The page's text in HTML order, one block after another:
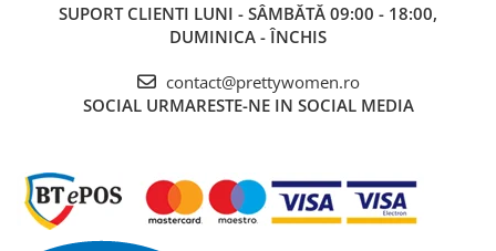
SUPORT CLIENTI LUNI - SÂMBĂTĂ 09:00 - 18:00,
DUMINICA - ÎNCHIS
contact@prettywomen.ro
SOCIAL URMARESTE-NE IN SOCIAL MEDIA